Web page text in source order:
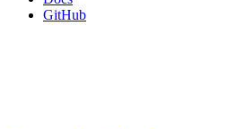
GitHub